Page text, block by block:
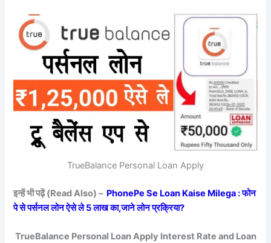
TrueBalance Personal Loan Apply
इन्हें भी पढ़ें (Read Also) – PhonePe Se Loan Kaise Milega : फोन
पे से पर्सनल लोन ऐसे ले 5 लाख का,जाने लोन प्रक्रिया?
TrueBalance Personal Loan Apply Interest Rate and Loan